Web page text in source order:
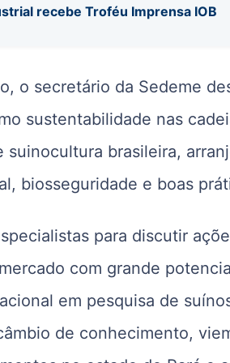
recebe Troféu Imprensa IOB
o secretário da Sedeme
sustentabilidade nas
brasileira,
biosseguridade e boas
para discutir
com grande
em pesquisa de
de conhecimento,